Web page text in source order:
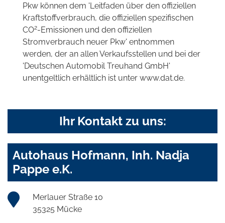
Pkw können dem 'Leitfaden über den offiziellen
Kraftstoffverbrauch, die offiziellen spezifischen
CO2-Emissionen und den offiziellen
Stromverbrauch neuer Pkw' entnommen
werden, der an allen Verkaufsstellen und bei der
'Deutschen Automobil Treuhand GmbH'
unentgeltlich erhältlich ist unter www.dat.de.
Ihr Kontakt zu uns:
Autohaus Hofmann, Inh. Nadja
Pappe e.K.
Merlauer Straße 10
35325 Mücke